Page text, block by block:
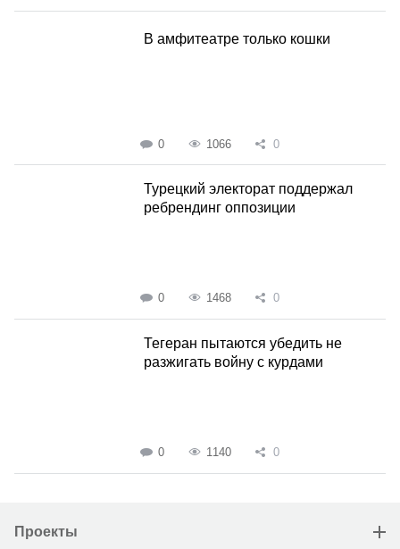
В амфитеатре только кошки
0 1066 0
Турецкий электорат поддержал
ребрендинг оппозиции
0 1468 0
Тегеран пытаются убедить не
разжигать войну с курдами
0 1140 0
Проекты